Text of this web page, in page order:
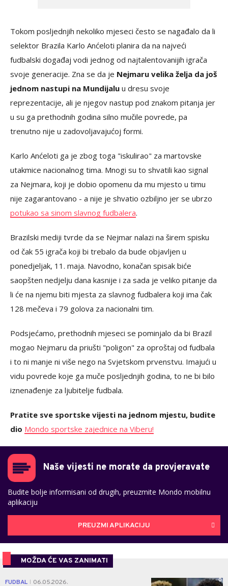
Tokom posljednjih nekoliko mjeseci često se nagađalo da li
selektor Brazila Karlo Anćeloti planira da na najveći
fudbalski događaj vodi jednog od najtalentovanijih igrača
svoje generacije. Zna se da je Nejmaru velika želja da još
jednom nastupi na Mundijalu u dresu svoje
reprezentacije, ali je njegov nastup pod znakom pitanja jer
u su ga prethodnih godina silno mučile povrede, pa
trenutno nije u zadovoljavajućoj formi.
Karlo Anćeloti ga je zbog toga "iskulirao" za martovske
utakmice nacionalnog tima. Mnogi su to shvatili kao signal
za Nejmara, koji je dobio opomenu da mu mjesto u timu
nije zagarantovano - a nije je shvatio ozbiljno jer se ubrzo
potukao sa sinom slavnog fudbalera.
Brazilski mediji tvrde da se Nejmar nalazi na širem spisku
od čak 55 igrača koji bi trebalo da bude objavljen u
ponedjeljak, 11. maja. Navodno, konačan spisak biće
saopšten nedjelju dana kasnije i za sada je veliko pitanje da
li će na njemu biti mjesta za slavnog fudbalera koji ima čak
128 mečeva i 79 golova za nacionalni tim.
Podsjećamo, prethodnih mjeseci se pominjalo da bi Brazil
mogao Nejmaru da priušti "poligon" za oproštaj od fudbala
i to ni manje ni više nego na Svjetskom prvenstvu. Imajući u
vidu povrede koje ga muče posljednjih godina, to ne bi bilo
iznenađenje za ljubitelje fudbala.
Pratite sve sportske vijesti na jednom mjestu, budite
dio Mondo sportske zajednice na Viberu!
Naše vijesti ne morate da provjeravate
Budite bolje informisani od drugih, preuzmite Mondo mobilnu
aplikaciju
PREUZMI APLIKACIJU
MOŽDA ĆE VAS ZANIMATI
FUDBAL 06.05.2026. 0